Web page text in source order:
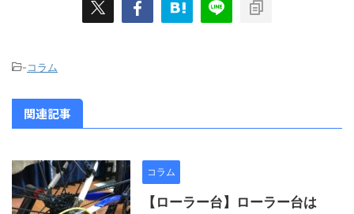
-コラム
関連記事
コラム
【ローラー台】ローラー台は